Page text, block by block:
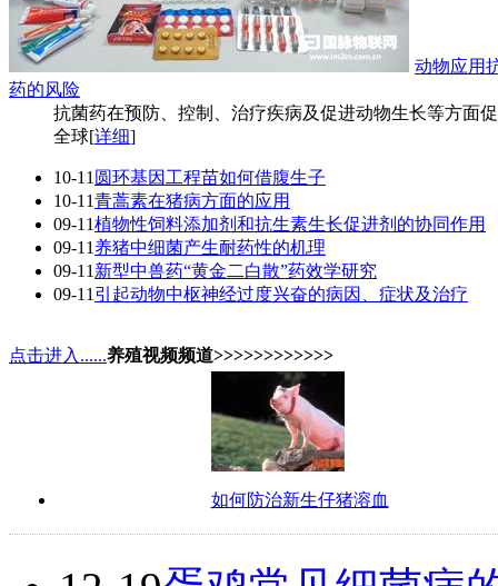
动物应用
药的风险
抗菌药在预防、控制、治疗疾病及促进动物生长等方面
全球[详细]
10-11 圆环基因工程苗如何借腹生子
10-11青蒿素在猪病方面的应用
09-11植物性饲料添加剂和抗生素生长促进剂的协同作用
09-11 养猪中细菌产生耐药性的机理
09-11 新型中兽药“黄金二白散”药效学研究
09-11 引起动物中枢神经过度兴奋的病因、症状及治疗
点击进入......养殖视频频道>>>>>>>>>>>>
如何防治新生仔猪溶血